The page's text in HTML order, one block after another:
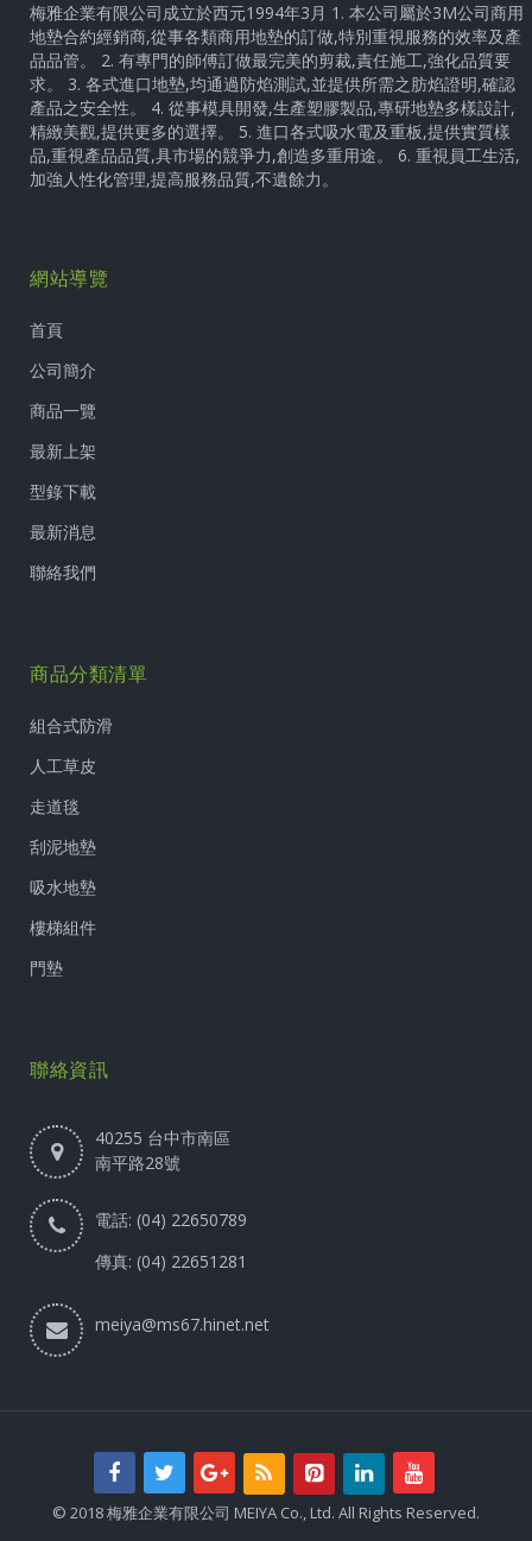
梅雅企業有限公司成立於西元1994年3月 1. 本公司屬於3M公司商用
地墊合約經銷商,從事各類商用地墊的訂做,特別重視服務的效率及產
品品管。 2. 有專門的師傅訂做最完美的剪裁,責任施工,強化品質要
求。 3. 各式進口地墊,均通過防焰測試,並提供所需之肪焰證明,確認
產品之安全性。 4. 從事模具開發,生產塑膠製品,專研地墊多樣設計,
精緻美觀,提供更多的選擇。 5. 進口各式吸水電及重板,提供實質樣
品,重視產品品質,具市場的競爭力,創造多重用途。 6. 重視員工生活,
加強人性化管理,提高服務品質,不遺餘力。
網站導覽
首頁
公司簡介
商品一覽
最新上架
型錄下載
最新消息
聯絡我們
商品分類清單
組合式防滑
人工草皮
走道毯
刮泥地墊
吸水地墊
樓梯組件
門墊
聯絡資訊
40255 台中市南區
南平路28號
電話: (04) 22650789
傳真: (04) 22651281
meiya@ms67.hinet.net
© 2018 梅雅企業有限公司 MEIYA Co., Ltd. All Rights Reserved.